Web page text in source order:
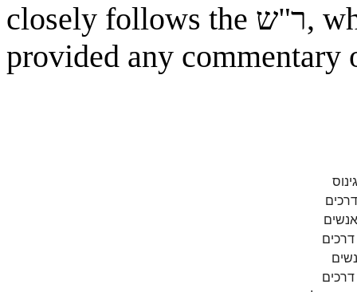
closely follows the ר"ש,
provided any commentary
דרכים
דרכים